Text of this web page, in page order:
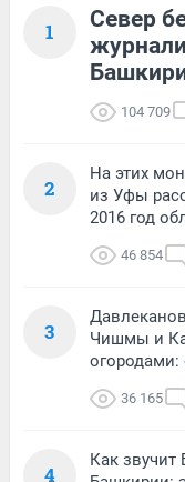
1
Север
104 709
2
На этих
из Уфы
2016 год
46 854
3
Чишмы и
36 165
4
Как